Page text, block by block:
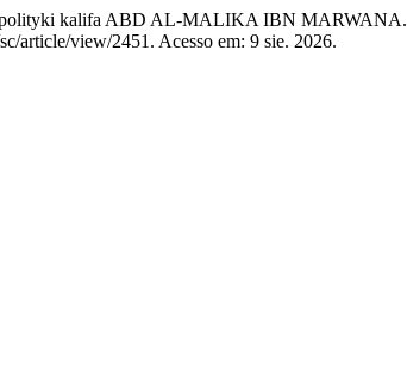
polityki kalifa ABD AL-MALIKA IBN MARWANA.
article/view/2451. Acesso em: 9 sie. 2026.